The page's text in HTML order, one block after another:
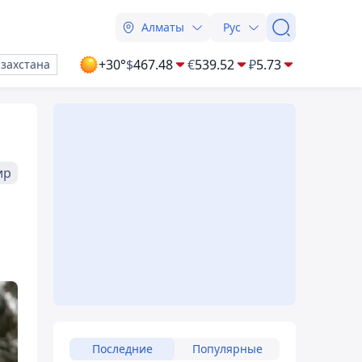
Алматы Рус
+30°$467.48 €539.52 ₽5.73
Последние Популярные